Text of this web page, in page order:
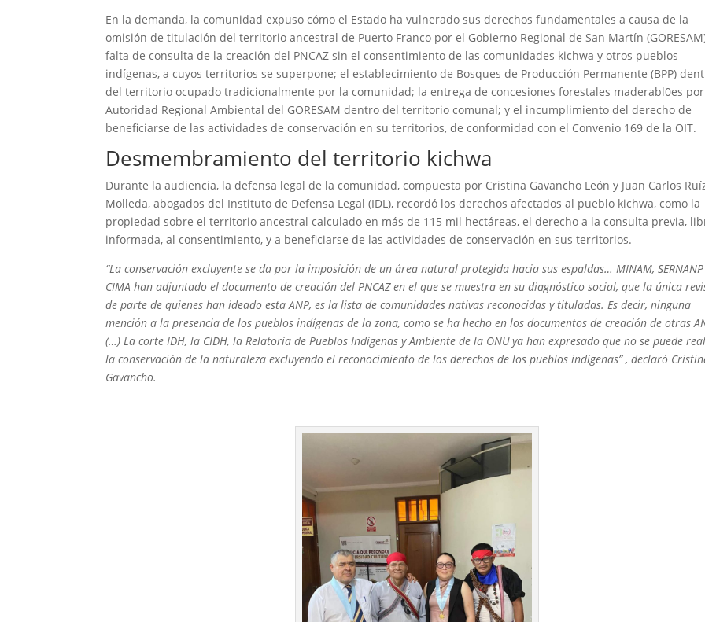
En la demanda, la comunidad expuso cómo el Estado ha vulnerado sus derechos fundamentales a causa de la
omisión de titulación del territorio ancestral de Puerto Franco por el Gobierno Regional de San Martín
falta de consulta de la creación del PNCAZ sin el consentimiento de las comunidades kichwa y otros pueblos
indígenas, a cuyos territorios se superpone; el establecimiento de Bosques de Producción Permanente (BPP)
del territorio ocupado tradicionalmente por la comunidad; la entrega de concesiones forestales maderabl0es
Autoridad Regional Ambiental del GORESAM dentro del territorio comunal; y el incumplimiento del derechode
beneficiarse de las actividades de conservación en su territorios, de conformidad con el Convenio 169 de la OIT.
Desmembramiento del territorio kichwa
Durante la audiencia, la defensa legal de la comunidad, compuesta por Cristina Gavancho León y Juan Carlos
Molleda, abogados del Instituto de Defensa Legal (IDL), recordó los derechos afectados al pueblo kichwa, como la
propiedad sobre el territorio ancestral calculado en más de 115 mil hectáreas, el derecho a la consulta previa,
informada, al consentimiento, ya beneficiarse de las actividades de conservación en sus territorios.
“La conservación excluyente se da por la imposición de un área natural protegida hacia sus espaldas… MINAM,
CIMA han adjuntado el documento de creación del PNCAZ en el que se muestra en su diagnóstico social, que la única
de parte de quienes han ideado esta ANP, es la lista de comunidades nativas reconocidas y tituladas. Es decir, ninguna
mención a la presencia de los pueblos indígenas de la zona, como se ha hecho en los documentos de creación de otras
(…) La corte IDH, la CIDH, la Relatoría de Pueblos Indígenas y Ambiente de la ONU ya han expresado que no se puede
la conservación de la naturaleza excluyendo el reconocimiento de los derechos de los pueblos indígenas” , declaró
Gavancho.